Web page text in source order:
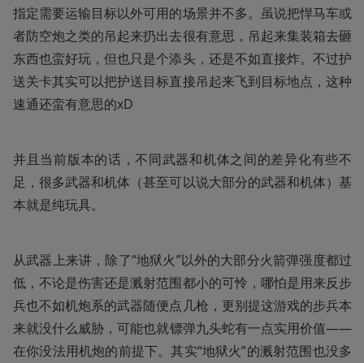
指定需要运输目标以外可用的场景并不多。虽说把悍马车或
者防空炮之类的吊起来扔出去很有意思，吊起来集装箱去砸
东西也蛮好玩，但也只是个添头，还是不如直接炸。不过护
送关卡其实可以把护送目标直接吊起来飞到目标地点，这种
速通还蛮有意思的xD
并且当前版本的话，不同武器和机体之间的差异化有些不
足，很多武器和机体（甚至可以说大部分的武器和机体）基
本就是纯玩具。
从武器上来讲，除了“地狱火”以外的大部分火箭弹强度都过
低，不论是伤害还是溅射范围都小的可怜，哪怕是用来反步
兵也不如机炮系的武器随便点几枪，更别提这游戏的步兵本
来就没什么威胁，可能也就镖弹九头蛇有一点实用价值——
在你没法用机炮的前提下。其实“地狱火”的溅射范围也没多